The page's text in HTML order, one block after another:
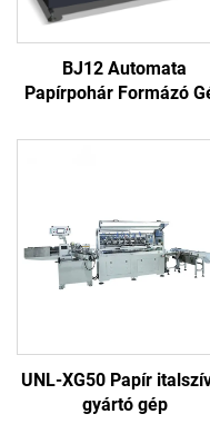
BJ12 Automata
Papírpohár Formázó
UNL-XG50 Papír
gyártó gép